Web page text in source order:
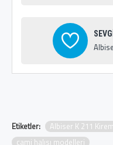
Etiketler: Albiser K 211
cami halısı modelleri